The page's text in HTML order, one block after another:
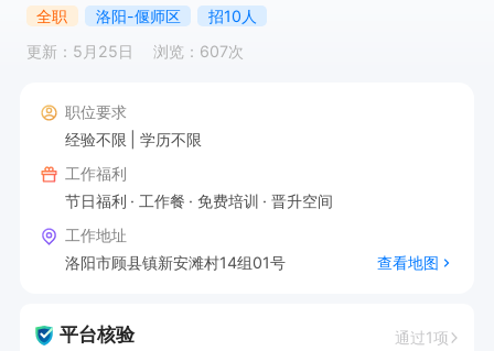
全职 洛阳-偃师区
招10人
更新：5月25日
浏览：607次
职位要求
经验不限
学历不限
工作福利
节日福利
工作餐 免费培训
晋升空间
工作地址
洛阳市顾县镇新安滩村14组01号
查看地图
平台核验 通过1项